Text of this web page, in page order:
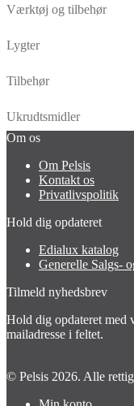
Værktøj og tilbehør
Lygter
Tilbehør
Ukrudtsmidler
Om os
Om Pelsis
Kontakt os
Privatlivspolitik
Hold dig opdateret
Edialux katalog
Generelle Salgs-
Tilmeld nyhedsbrev
Hold dig opdateret med
mailadresse i feltet.
© Pelsis 2026. Alle